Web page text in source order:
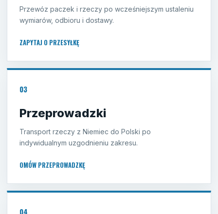
Przewóz paczek i rzeczy po wcześniejszym ustaleniu
wymiarów, odbioru i dostawy.
ZAPYTAJ O PRZESYŁKĘ
03
Przeprowadzki
Transport rzeczy z Niemiec do Polski po
indywidualnym uzgodnieniu zakresu.
OMÓW PRZEPROWADZKĘ
04